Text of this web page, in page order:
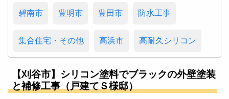
碧南市 豊明市 豊田市 防水工事
集合住宅・その他 高浜市 高耐久シリコン
【刈谷市】シリコン塗料でブラックの外壁塗装
と補修工事（戸建てＳ様邸）